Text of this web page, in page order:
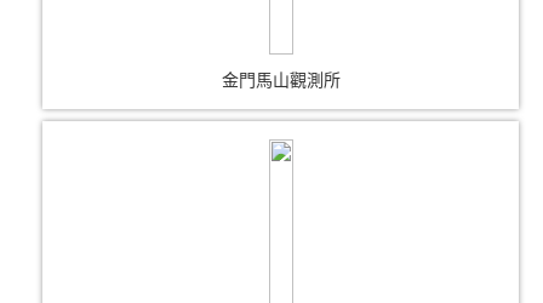
金門馬山觀測所